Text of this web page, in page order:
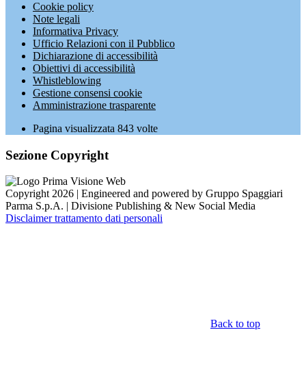
Cookie policy
Note legali
Informativa Privacy
Ufficio Relazioni con il Pubblico
Dichiarazione di accessibilità
Obiettivi di accessibilità
Whistleblowing
Gestione consensi cookie
Amministrazione trasparente
Pagina visualizzata 843 volte
Sezione Copyright
Copyright 2026 | Engineered and powered by Gruppo Spaggiari
Parma S.p.A. | Divisione Publishing & New Social Media
Disclaimer trattamento dati personali
Back to top